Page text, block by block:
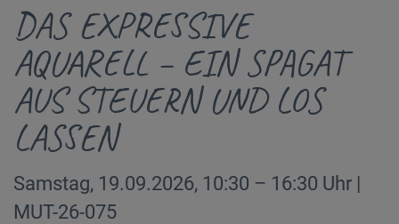
DAS EXPRESSIVE
AQUARELL – EIN SPAGAT
AUS STEUERN UND LOS
LASSEN
Samstag, 19.09.2026, 10:30 – 16:30 Uhr |
MUT-26-075